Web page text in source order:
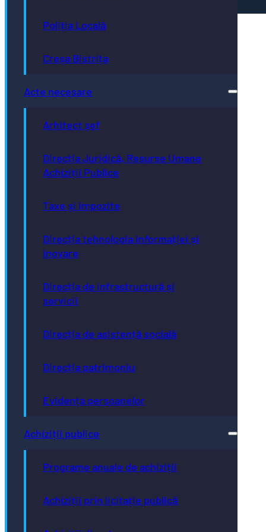
Poliția Locală
Creșa Bistrița
Acte necesare
Arhitect șef
Direcția Juridică, Resurse Umane
Achiziții Publice
Taxe și impozite
Direcția tehnologia informației și
inovare
Direcția de infrastructură și
servicii
Direcția de asistență socială
Direcția patrimoniu
Evidența persoanelor
Achiziții publice
Programe anuale de achiziții
Achiziții prin licitație publică